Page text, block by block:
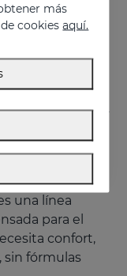
Gel De Baño
10.95 €
una línea
para el
confort,
sin fórmulas
más
cookiesaquí.